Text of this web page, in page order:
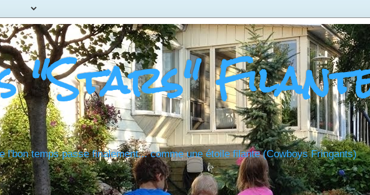
"Stars"
l'bon temps passe finalement... comme une étoile filante (Cowboys Fringants)